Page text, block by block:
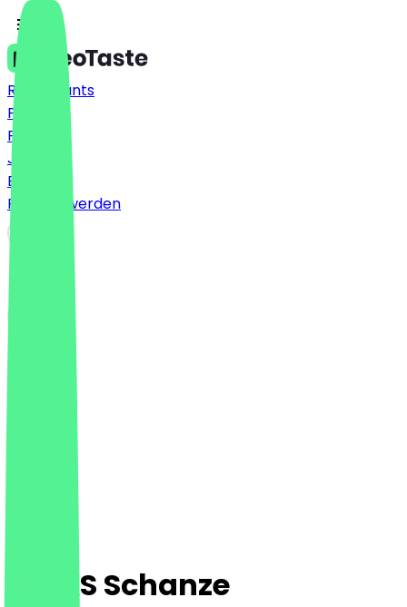
Restaurants
Preise
FAQ
Jobs
Blog
Partner werden
KJEKS Schanze